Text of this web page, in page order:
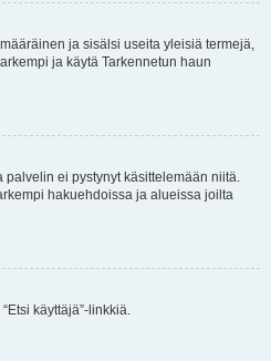
ja sisälsi useita yleisiä termejä,
ja käytä Tarkennetun haun
palvelin ei pystynyt käsittelemään niitä.
hakuehdoissa ja alueissa joilta
käyttäjä”-linkkiä.